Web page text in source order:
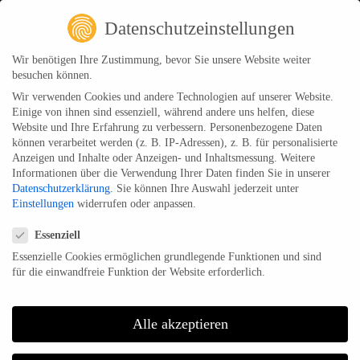
Home Impressum
Herausgeber
Limmerbrunnen 11
30453 Hannover
Telefon: 0511 921700
Ust.-IdNr.: DE263271550
Datenschutzeinstellungen
Wir benötigen Ihre Zustimmung, bevor Sie unsere Website weiter
besuchen können.
Wir verwenden Cookies und andere Technologien auf unserer Website.
Einige von ihnen sind essenziell, während andere uns helfen, diese
Website und Ihre Erfahrung zu verbessern. Personenbezogene Daten
können verarbeitet werden (z. B. IP-Adressen), z. B. für personalisierte
Anzeigen und Inhalte oder Anzeigen- und Inhaltsmessung. Weitere
Informationen über die Verwendung Ihrer Daten finden Sie in unserer
Datenschutzerklärung. Sie können Ihre Auswahl jederzeit unter
Einstellungen widerrufen oder anpassen.
Essenziell
Essenzielle Cookies ermöglichen grundlegende Funktionen und sind
für die einwandfreie Funktion der Website erforderlich.
Alle akzeptieren